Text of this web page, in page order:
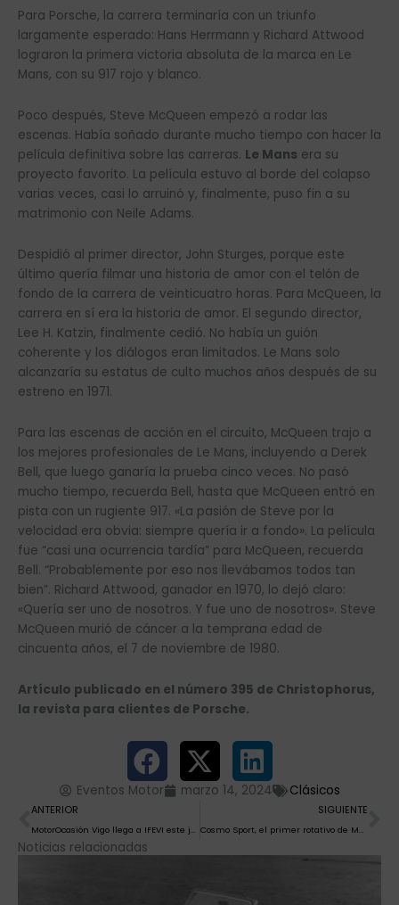
Para Porsche, la carrera terminaría con un triunfo
largamente esperado: Hans Herrmann y Richard Attwood
lograron la primera victoria absoluta de la marca en Le
Mans, con su 917 rojo y blanco.
Poco después, Steve McQueen empezó a rodar las
escenas. Había soñado durante mucho tiempo con hacer la
película definitiva sobre las carreras. Le Mans era su
proyecto favorito. La película estuvo al borde del colapso
varias veces, casi lo arruinó y, finalmente, puso fin a su
matrimonio con Neile Adams.
Despidió al primer director, John Sturges, porque este
último quería filmar una historia de amor con el telón de
fondo de la carrera de veinticuatro horas. Para McQueen, la
carrera en sí era la historia de amor. El segundo director,
Lee H. Katzin, finalmente cedió. No había un guión
coherente y los diálogos eran limitados. Le Mans solo
alcanzaría su estatus de culto muchos años después de su
estreno en 1971.
Para las escenas de acción en el circuito, McQueen trajo a
los mejores profesionales de Le Mans, incluyendo a Derek
Bell, que luego ganaría la prueba cinco veces. No pasó
mucho tiempo, recuerda Bell, hasta que McQueen entró en
pista con un rugiente 917. «La pasión de Steve por la
velocidad era obvia: siempre quería ir a fondo». La película
fue “casi una ocurrencia tardía” para McQueen, recuerda
Bell. “Probablemente por eso nos llevábamos todos tan
bien”. Richard Attwood, ganador en 1970, lo dejó claro:
«Quería ser uno de nosotros. Y fue uno de nosotros». Steve
McQueen murió de cáncer a la temprana edad de
cincuenta años, el 7 de noviembre de 1980.
Artículo publicado en el número 395 de Christophorus,
la revista para clientes de Porsche.
Eventos Motor marzo 14, 2024 Clásicos
Ant
ANTERIOR
MotorOcasión Vigo llega a IFEVI este jueves con 1.000 coches listos para entregar
SIGUIENTE
Cosmo Sport, el primer rotativo de Mazda
Noticias relacionadas